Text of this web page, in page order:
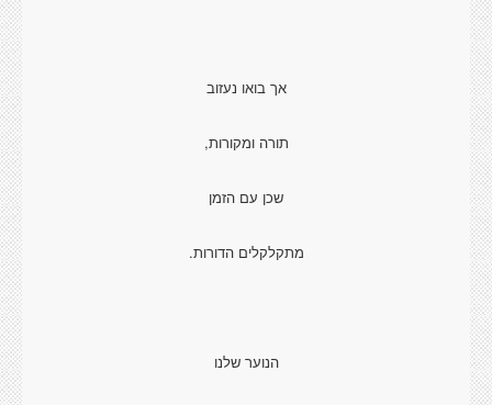
אך בואו נעזוב
תורה ומקורות,
שכן עם הזמן
מתקלקלים הדורות.
הנוער שלנו